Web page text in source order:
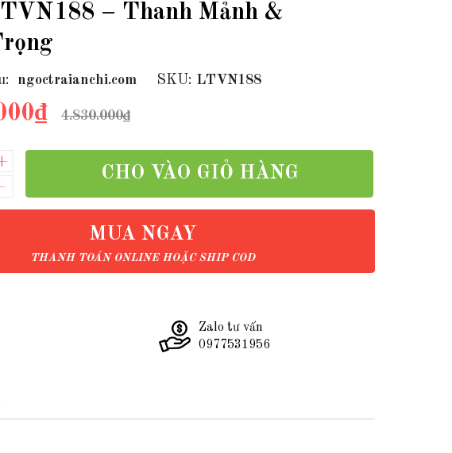
– Thanh Mảnh &
ngoctraianchi.com SKU: LTVN188
4.830.000₫
–
CHO VÀO GIỎ HÀNG
MUA NGAY
THANH TOÁN ONLINE HOẶC SHIP COD
Zalo tư vấn
0977531956